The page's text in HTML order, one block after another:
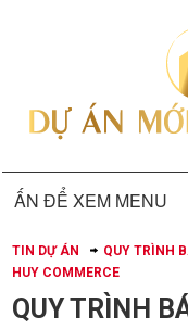
ẤN ĐỂ XEM MENU
TIN DỰ ÁN
QUY TRÌNH
HUY COMMERCE
QUY TRÌNH